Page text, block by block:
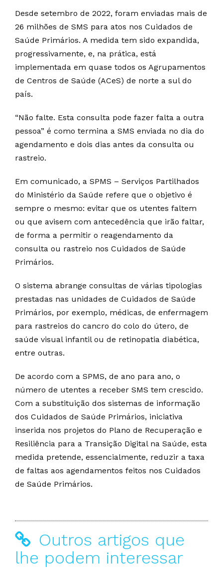
Desde setembro de 2022, foram enviadas mais de
26 milhões de SMS para atos nos Cuidados de
Saúde Primários. A medida tem sido expandida,
progressivamente, e, na prática, está
implementada em quase todos os Agrupamentos
de Centros de Saúde (ACeS) de norte a sul do
país.
“Não falte. Esta consulta pode fazer falta a outra
pessoa” é como termina a SMS enviada no dia do
agendamento e dois dias antes da consulta ou
rastreio.
Em comunicado, a SPMS – Serviços Partilhados
do Ministério da Saúde refere que o objetivo é
sempre o mesmo: evitar que os utentes faltem
ou que avisem com antecedência que irão faltar,
de forma a permitir o reagendamento da
consulta ou rastreio nos Cuidados de Saúde
Primários.
O sistema abrange consultas de várias tipologias
prestadas nas unidades de Cuidados de Saúde
Primários, por exemplo, médicas, de enfermagem
para rastreios do cancro do colo do útero, de
saúde visual infantil ou de retinopatia diabética,
entre outras.
De acordo com a SPMS, de ano para ano, o
número de utentes a receber SMS tem crescido.
Com a substituição dos sistemas de informação
dos Cuidados de Saúde Primários, iniciativa
inserida nos projetos do Plano de Recuperação e
Resiliência para a Transição Digital na Saúde, esta
medida pretende, essencialmente, reduzir a taxa
de faltas aos agendamentos feitos nos Cuidados
de Saúde Primários.
Outros artigos que
lhe podem interessar